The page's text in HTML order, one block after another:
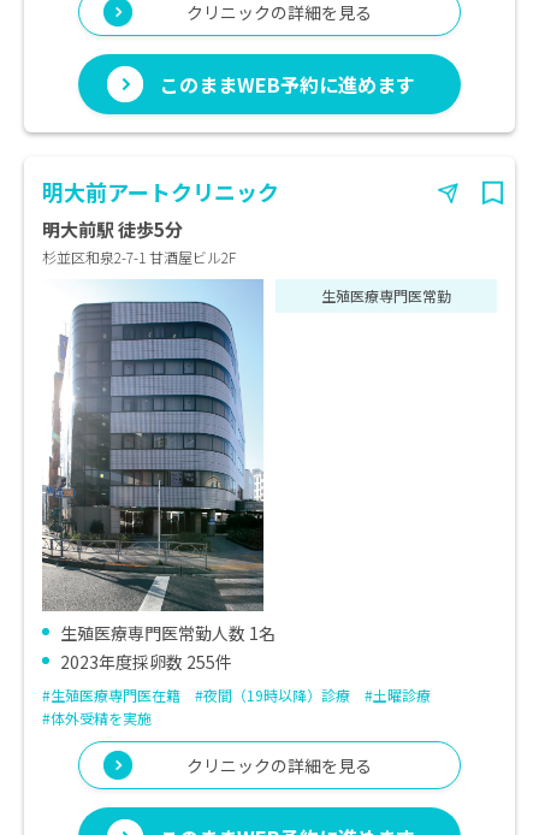
クリニックの詳細を見る
このままWEB予約に進めます
明大前アートクリニック
明大前駅 徒歩5分
杉並区和泉2-7-1 甘酒屋ビル2F
生殖医療専門医常勤
生殖医療専門医常勤人数 1名
2023年度採卵数 255件
#生殖医療専門医在籍 #夜間（19時以降）診療
#土曜診療
#体外受精を実施
クリニックの詳細を見る